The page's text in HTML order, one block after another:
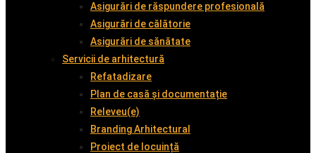
Asigurări de răspundere profesională
Asigurări de călătorie
Asigurări de sănătate
Servicii de arhitectură
Refatadizare
Plan de casă și documentație
Releveu(e)
Branding Arhitectural
Proiect de locuință